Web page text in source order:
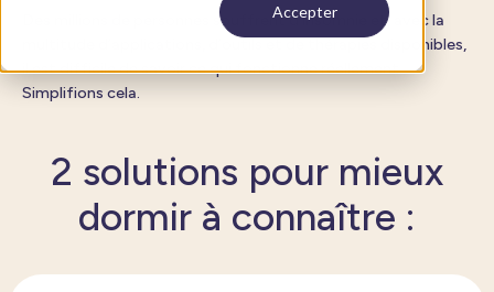
Accepter
Des millions de personnes souffrent d’insomnie et, avec la
multitude d’applications, d’outils et de thérapies disponibles,
il est difficile de savoir ce qui fonctionne réellement.
Simplifions cela.
2 solutions pour mieux
dormir à connaître :